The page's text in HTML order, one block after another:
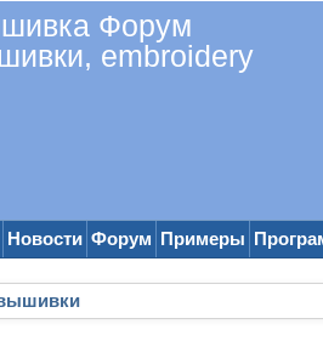
Форум
embroidery
Новости Форум Примеры